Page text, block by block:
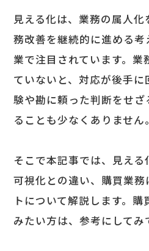
見える化は、業務の属人
務改善を継続的に進める
業で注目されています。業
ていないと、対応が後手
験や勘に頼った判断をせ
ることも少なくありません。
そこで本記事では、見え
可視化との違い、購買業
トについて解説します。
みたい方は、参考にしてみ